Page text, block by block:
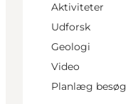
Aktiviteter
Udforsk
Geologi
Video
Planlæg besøg